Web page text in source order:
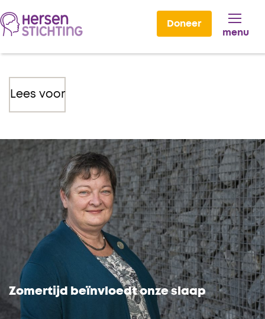
Doneer
menu
Lees voor
Zomertijd beïnvloedt onze slaap